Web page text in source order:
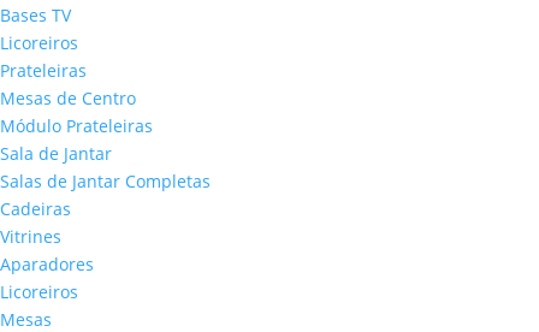
Bases TV
Licoreiros
Prateleiras
Mesas de Centro
Módulo Prateleiras
Sala de Jantar
Salas de Jantar Completas
Cadeiras
Vitrines
Aparadores
Licoreiros
Mesas